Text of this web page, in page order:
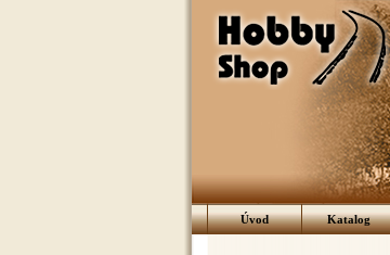
Úvod Katalog